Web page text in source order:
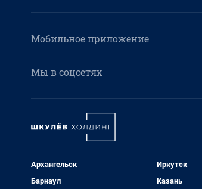
Мобильное приложение
Мы в соцсетях
Архангельск
Барнаул
Иркутск
Казань